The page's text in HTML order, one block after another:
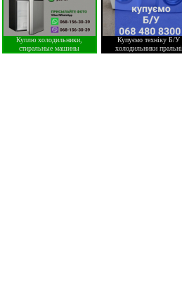
Куплю холодильники,
стиральные машины
Купуємо техніку Б/У
холодильники пральні